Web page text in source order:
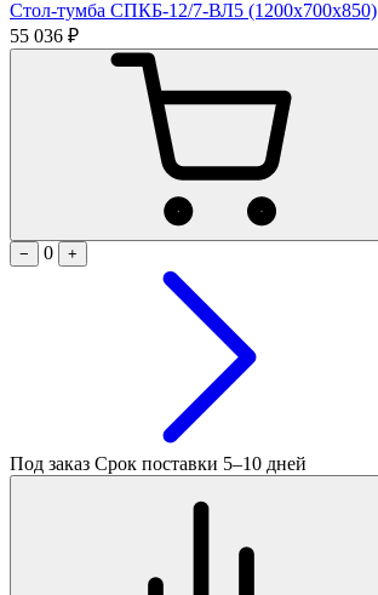
Стол-тумба СПКБ-12/7-ВЛ5 (1200х700х850)
55 036 ₽
−
0 +
Под заказ Срок поставки 5–10 дней